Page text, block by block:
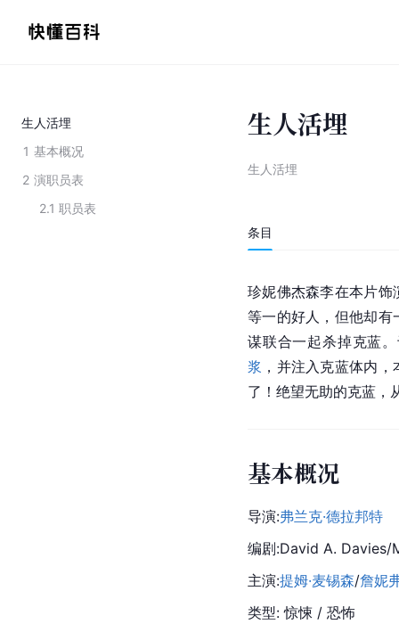
生人活埋
1 基本概况
2 演职员表
2.1 职员表
生人活埋
生人活埋
条目
珍妮佛杰森李在本片饰
等一的好人，但他却有
谋联合一起杀掉克蓝
浆 ，并注入克蓝体内
了！绝望无助的克蓝，
基本概况
导演:弗兰克·德拉邦特
编剧:David A.
主演:提姆·麦锡森/詹妮
类型: 惊悚 / 恐怖